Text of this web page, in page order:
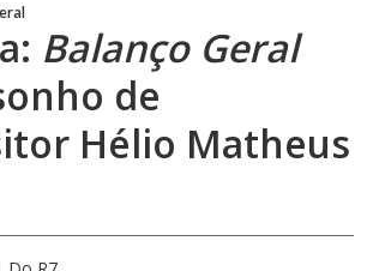
Balanço Geral
de
Hélio Matheus